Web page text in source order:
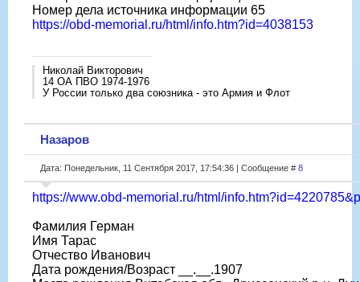
Номер дела источника информации 65
https://obd-memorial.ru/html/info.htm?id=4038153
Николай Викторович
14 ОА ПВО 1974-1976
У России только два союзника - это Армия и Флот
Назаров
Дата: Понедельник, 11 Сентября 2017, 17:54:36 | Сообщение # 8
https://www.obd-memorial.ru/html/
Фамилия Герман
Имя Тарас
Отчество Иванович
Дата рождения/Возраст __.__.1907